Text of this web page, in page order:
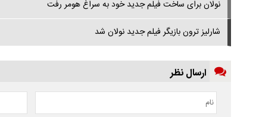
نولان برای ساخت فیلم جدید خود به سراغ هومر رفت
شارلیز ترون بازیگر فیلم جدید نولان شد
ارسال نظر